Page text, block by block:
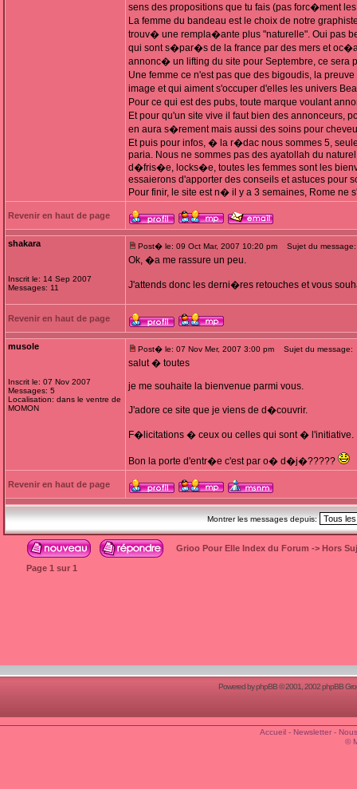
sens des propositions que tu fais (pas forc�ment
La femme du bandeau est le choix de notre
trouv� une rempla�ante plus "naturelle". Oui pas
qui sont s�par�s de la france par des mers et
annonc� un lifting du site pour Septembre, ce sera
Une femme ce n'est pas que des bigoudis, la
image et qui aiment s'occuper d'elles les univers
Pour ce qui est des pubs, toute marque voulant
Et pour qu'un site vive il faut bien des annonceurs,
en aura s�rement mais aussi des soins pour
Et puis pour infos, � la r�dac nous sommes 5,
paria. Nous ne sommes pas des ayatollah du
d�fris�e, locks�e, toutes les femmes sont les
essaierons d'apporter des conseils et astuces pour
Pour finir, le site est n� il y a 3 semaines, Rome ne
Revenir en haut de page
shakara
Inscrit le: 14 Sep 2007
Messages: 11
Post� le: 09 Oct Mar, 2007 10:20 pm Sujet du message:
Ok, �a me rassure un peu.
J'attends donc les derni�res retouches et vous
Revenir en haut de page
musole
Inscrit le: 07 Nov 2007
Messages: 5
Localisation: dans le ventre de
MOMON
Post� le: 07 Nov Mer, 2007 3:00 pm Sujet du message:
salut � toutes
je me souhaite la bienvenue parmi vous.
J'adore ce site que je viens de d�couvrir.
F�licitations � ceux ou celles qui sont � l'initiative.
Bon la porte d'entr�e c'est par o� d�j�?????
Revenir en haut de page
Montrer les messages depuis:
Grioo Pour Elle Index du Forum -> Hors
Page 1 sur 1
Powered byphpBB© 2001, 2002 phpBB
Accueil- Newsletter-
©